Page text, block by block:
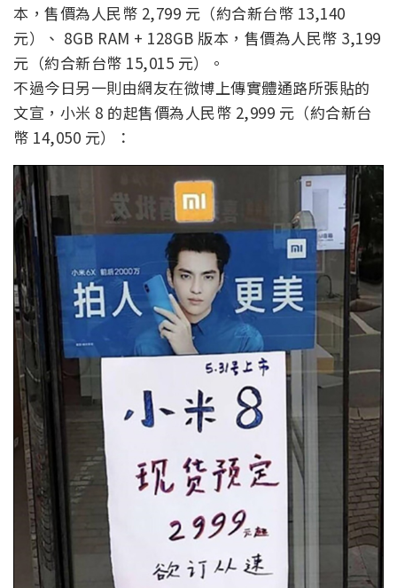
本，售價為人民幣 2,799 元（約合新台幣 13,140
元）、 8GB RAM + 128GB 版本，售價為人民幣 3,199
元（約合新台幣 15,015 元）。
不過今日另一則由網友在微博上傳實體通路所張貼的
文宣，小米 8 的起售價為人民幣 2,999 元（約合新台
幣 14,050 元）：